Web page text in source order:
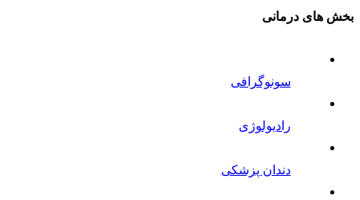
بخش های درمانی
سونوگرافی
رادیولوژی
دندان پزشکی